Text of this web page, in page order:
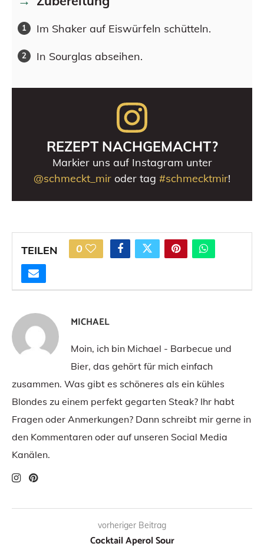
Im Shaker auf Eiswürfeln schütteln.
In Sourglas abseihen.
REZEPT NACHGEMACHT?
Markier uns auf Instagram unter
@schmeckt_mir oder tag #schmecktmir!
TEILEN 0
MICHAEL
Moin, ich bin Michael - Barbecue und
Bier, das gehört für mich einfach
zusammen. Was gibt es schöneres als ein kühles
Blondes zu einem perfekt gegarten Steak? Ihr habt
Fragen oder Anmerkungen? Dann schreibt mir gerne in
den Kommentaren oder auf unseren Social Media
Kanälen.
vorheriger Beitrag
Cocktail Aperol Sour